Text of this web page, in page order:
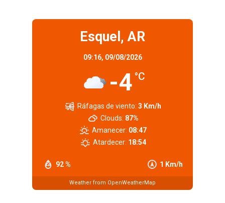
Esquel, AR
09:16, 09/08/2026
-4 °C
92 % 1 Km/h
Ráfagas de viento: 3 Km/h
Clouds: 87%
Amanecer: 08:47
Atardecer: 18:54
Weather from OpenWeatherMap